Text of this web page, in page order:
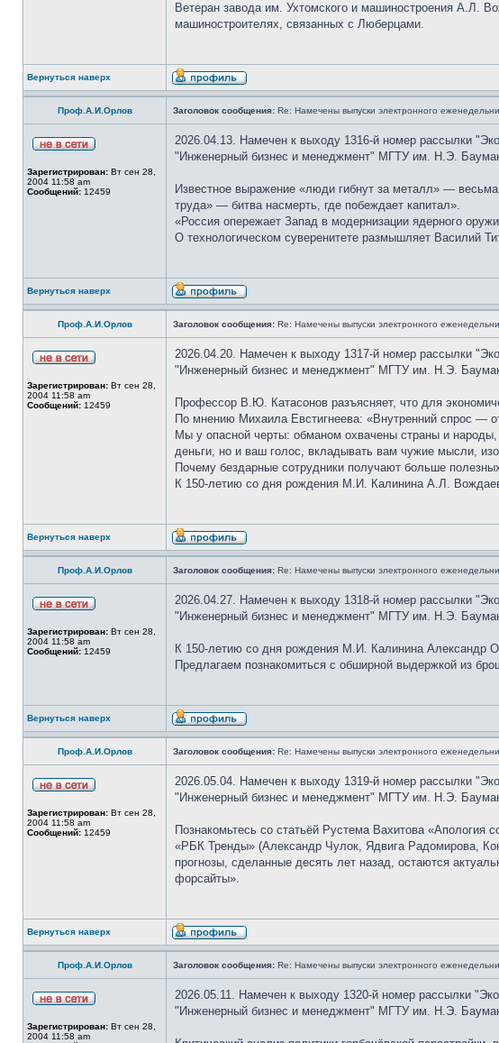
Ветеран завода им. Ухтомского и машиностроения А.Л.
машиностроителях, связанных с Люберцами.
Вернуться наверх
Проф.А.И.Орлов Заголовок сообщения: Re: Намечены выпуски электронного
Зарегистрирован: Вт сен 28,
2004 11:58 am
Сообщений: 12459
2026.04.13. Намечен к выходу 1316-й номер рассылки
"Инженерный бизнес и менеджмент" МГТУ им. Н.Э.
Известное выражение «люди гибнут за металл» —
труда» — битва насмерть, где побеждает капитал».
«Россия опережает Запад в модернизации ядерного
О технологическом суверенитете размышляет Василий
Вернуться наверх
Проф.А.И.Орлов Заголовок сообщения: Re: Намечены выпуски электронного
Зарегистрирован: Вт сен 28,
2004 11:58 am
Сообщений: 12459
2026.04.20. Намечен к выходу 1317-й номер рассылки
"Инженерный бизнес и менеджмент" МГТУ им. Н.Э.
Профессор В.Ю. Катасонов разъясняет, что для
По мнению Михаила Евстигнеева: «Внутренний спрос —
Мы у опасной черты: обманом охвачены страны и
деньги, но и ваш голос, вкладывать вам чужие мысли,
Почему бездарные сотрудники получают больше
К 150-летию со дня рождения М.И. Калинина А.Л.
Вернуться наверх
Проф.А.И.Орлов Заголовок сообщения: Re: Намечены выпуски электронного
Зарегистрирован: Вт сен 28,
2004 11:58 am
Сообщений: 12459
2026.04.27. Намечен к выходу 1318-й номер рассылки
"Инженерный бизнес и менеджмент" МГТУ им. Н.Э.
К 150-летию со дня рождения М.И. Калинина Александр
Предлагаем познакомиться с обширной выдержкой из
Вернуться наверх
Проф.А.И.Орлов Заголовок сообщения: Re: Намечены выпуски электронного
Зарегистрирован: Вт сен 28,
2004 11:58 am
Сообщений: 12459
2026.05.04. Намечен к выходу 1319-й номер рассылки
"Инженерный бизнес и менеджмент" МГТУ им. Н.Э.
Познакомьтесь со статьёй Рустема Вахитова «Апология
«РБК Тренды» (Александр Чулок, Ядвига Радомирова,
прогнозы, сделанные десять лет назад, остаются
форсайты».
Вернуться наверх
Проф.А.И.Орлов Заголовок сообщения: Re: Намечены выпуски электронного
Зарегистрирован: Вт сен 28,
2004 11:58 am
2026.05.11. Намечен к выходу 1320-й номер рассылки
"Инженерный бизнес и менеджмент" МГТУ им. Н.Э.